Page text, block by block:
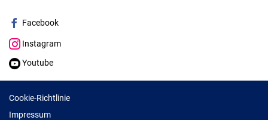
Facebook
Instagram
Youtube
Cookie-Richtlinie
Impressum